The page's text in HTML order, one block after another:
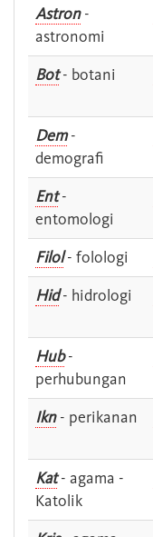
Astron-
astronomi
Bot- botani
Dem-
demografi
Ent-
entomologi
Filol- folologi
Hid- hidrologi
Hub-
perhubungan
Ikn- perikanan
Kat- agama -
Katolik